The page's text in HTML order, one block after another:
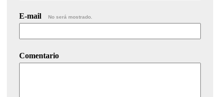
E-mail No será mostrado.
Comentario